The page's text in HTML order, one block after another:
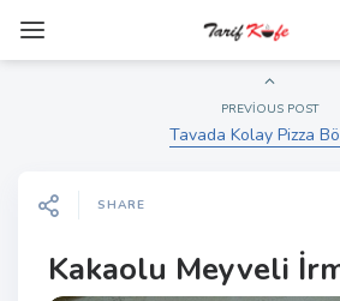
PREVIOUS POST
Tavada Kolay Pizza
SHARE
Kakaolu Meyveli